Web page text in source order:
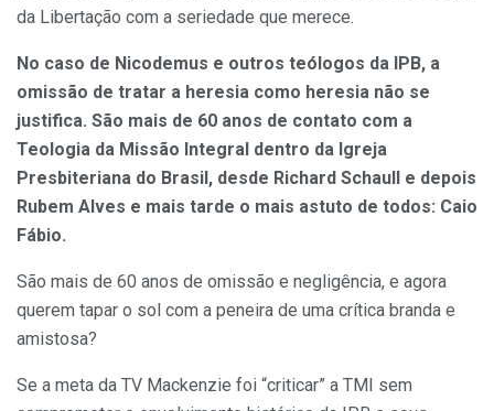
da Libertação com a seriedade que merece.
No caso de Nicodemus e outros teólogos da IPB, a
omissão de tratar a heresia como heresia não se
justifica. São mais de 60 anos de contato com a
Teologia da Missão Integral dentro da Igreja
Presbiteriana do Brasil, desde Richard Schaull e depois
Rubem Alves e mais tarde o mais astuto de todos: Caio
Fábio.
São mais de 60 anos de omissão e negligência, e agora
querem tapar o sol com a peneira de uma crítica branda e
amistosa?
Se a meta da TV Mackenzie foi “criticar” a TMI sem